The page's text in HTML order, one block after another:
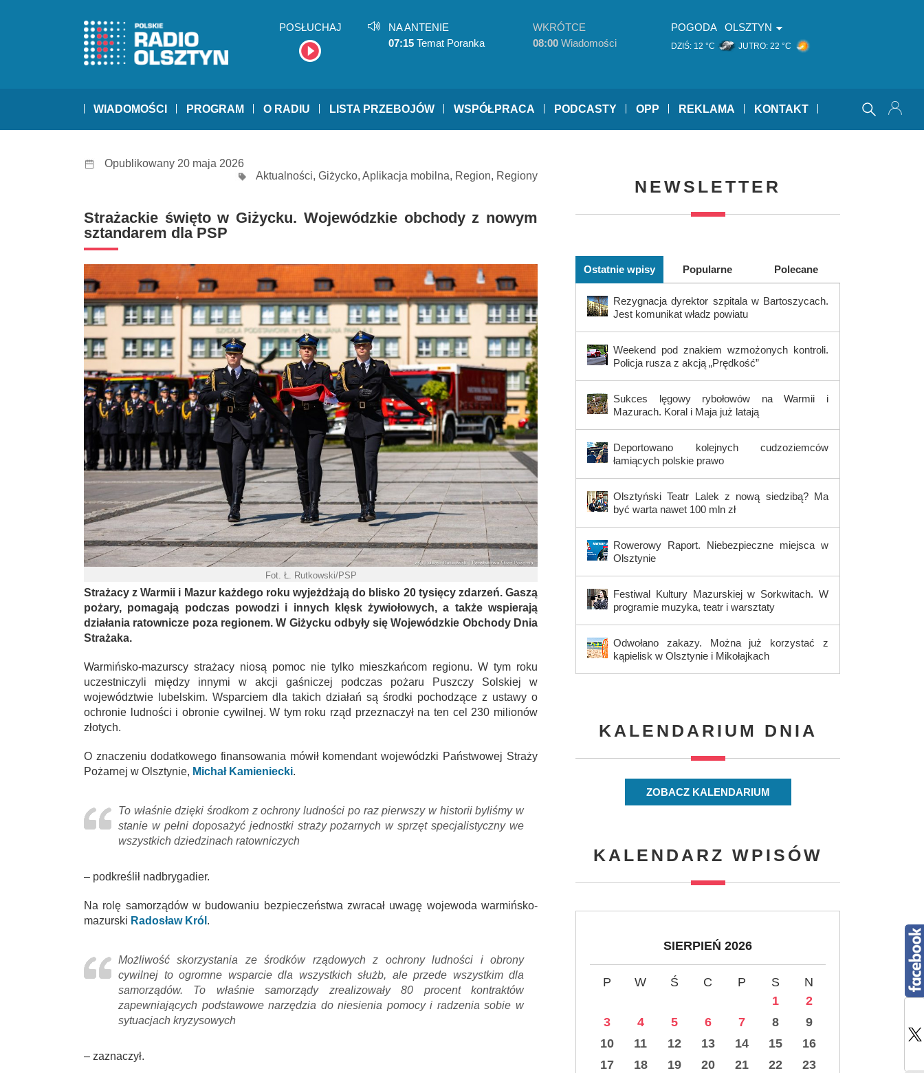
POSŁUCHAJ
NA ANTENIE
07:15 Temat Poranka
WKRÓTCE
08:00 Wiadomości
POGODA OLSZTYN
DZIŚ: 12 °C JUTRO: 22 °C
WIADOMOŚCI PROGRAM O RADIU LISTA PRZEBOJÓW WSPÓŁPRACA PODCASTY OPP REKLAMA KONTAKT
Opublikowany 20 maja 2026
Aktualności, Giżycko, Aplikacja mobilna, Region, Regiony
Strażackie święto w Giżycku. Wojewódzkie obchody z nowym
sztandarem dla PSP
Fot. Ł. Rutkowski/PSP
Strażacy z Warmii i Mazur każdego roku wyjeżdżają do blisko 20 tysięcy zdarzeń. Gaszą
pożary, pomagają podczas powodzi i innych klęsk żywiołowych, a także wspierają
działania ratownicze poza regionem. W Giżycku odbyły się Wojewódzkie Obchody Dnia
Strażaka.
Warmińsko-mazurscy strażacy niosą pomoc nie tylko mieszkańcom regionu. W tym roku
uczestniczyli między innymi w akcji gaśniczej podczas pożaru Puszczy Solskiej w
województwie lubelskim. Wsparciem dla takich działań są środki pochodzące z ustawy o
ochronie ludności i obronie cywilnej. W tym roku rząd przeznaczył na ten cel 230 milionów
złotych.
O znaczeniu dodatkowego finansowania mówił komendant wojewódzki Państwowej Straży
Pożarnej w Olsztynie, Michał Kamieniecki.
To właśnie dzięki środkom z ochrony ludności po raz pierwszy w historii byliśmy w
stanie w pełni doposażyć jednostki straży pożarnych w sprzęt specjalistyczny we
wszystkich dziedzinach ratowniczych
– podkreślił nadbrygadier.
Na rolę samorządów w budowaniu bezpieczeństwa zwracał uwagę wojewoda warmińsko-
mazurski Radosław Król .
Możliwość skorzystania ze środków rządowych z ochrony ludności i obrony
cywilnej to ogromne wsparcie dla wszystkich służb, ale przede wszystkim dla
samorządów. To właśnie samorządy zrealizowały 80 procent kontraktów
zapewniających podstawowe narzędzia do niesienia pomocy i radzenia sobie w
sytuacjach kryzysowych
– zaznaczył.
NEWSLETTER
Ostatnie wpisy Popularne Polecane
Rezygnacja dyrektor szpitala w Bartoszycach.
Jest komunikat władz powiatu
Weekend pod znakiem wzmożonych kontroli.
Policja rusza z akcją „Prędkość”
Sukces lęgowy rybołowów na Warmii i
Mazurach. Koral i Maja już latają
Deportowano kolejnych cudzoziemców
łamiących polskie prawo
Olsztyński Teatr Lalek z nową siedzibą? Ma
być warta nawet 100 mln zł
Rowerowy Raport. Niebezpieczne miejsca w
Olsztynie
Festiwal Kultury Mazurskiej w Sorkwitach. W
programie muzyka, teatr i warsztaty
Odwołano zakazy. Można już korzystać z
kąpielisk w Olsztynie i Mikołajkach
KALENDARIUM DNIA
ZOBACZ KALENDARIUM
KALENDARZ WPISÓW
SIERPIEŃ 2026
P W Ś C P S
N
1
2
3
4 5 6 7 8
9
10
11 12 13 14 15
16
17
18 19 20 21 22
23